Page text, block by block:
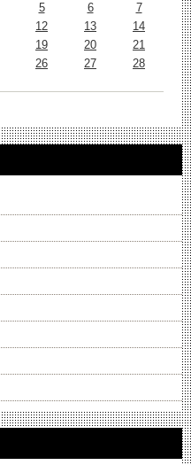
5 6
7
12 13
14
19 20
21
26 27
28